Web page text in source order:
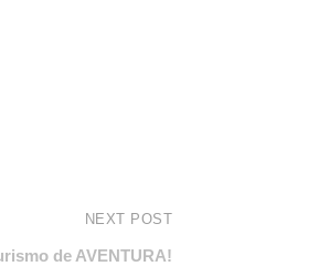
NEXT POST
de AVENTURA!